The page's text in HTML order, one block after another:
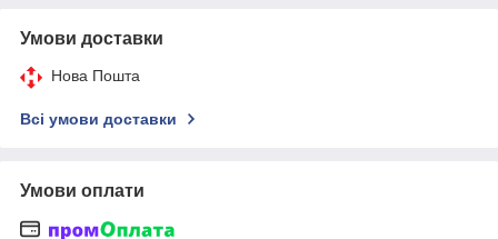
Умови доставки
Нова Пошта
Всі умови доставки
Умови оплати